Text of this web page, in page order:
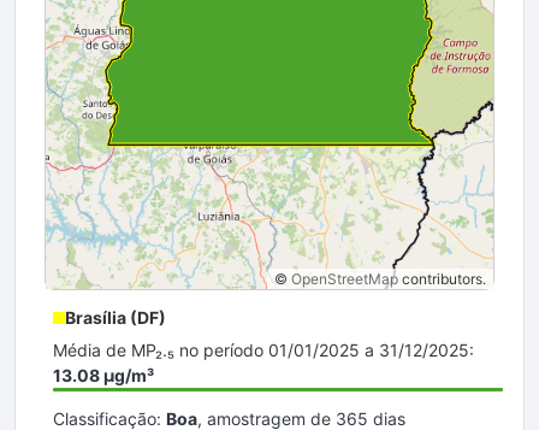
© OpenStreetMap contributors.
Brasília (DF)
Média de MP₂.₅ no período 01/01/2025 a 31/12/2025:
13.08 µg/m³
Classificação:Boa, amostragem de 365 dias